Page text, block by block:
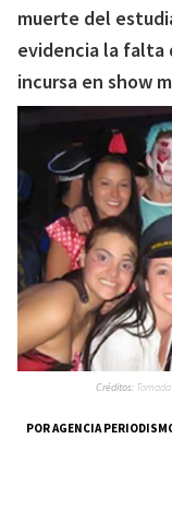
muerte del
evidencia la falta
incursa en show
POR AGENCIA
Créditos: